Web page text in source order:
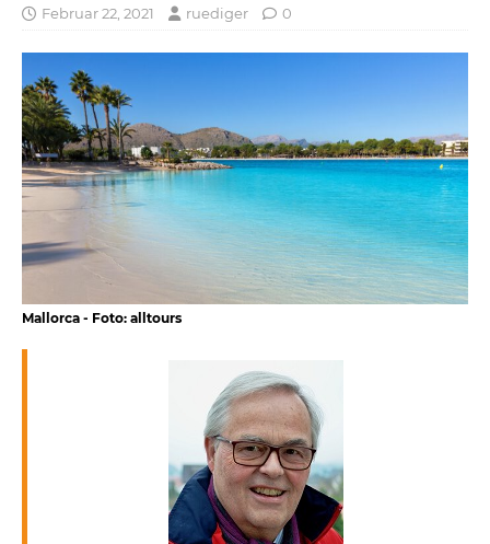
Februar 22, 2021 ruediger 0
Mallorca - Foto: alltours